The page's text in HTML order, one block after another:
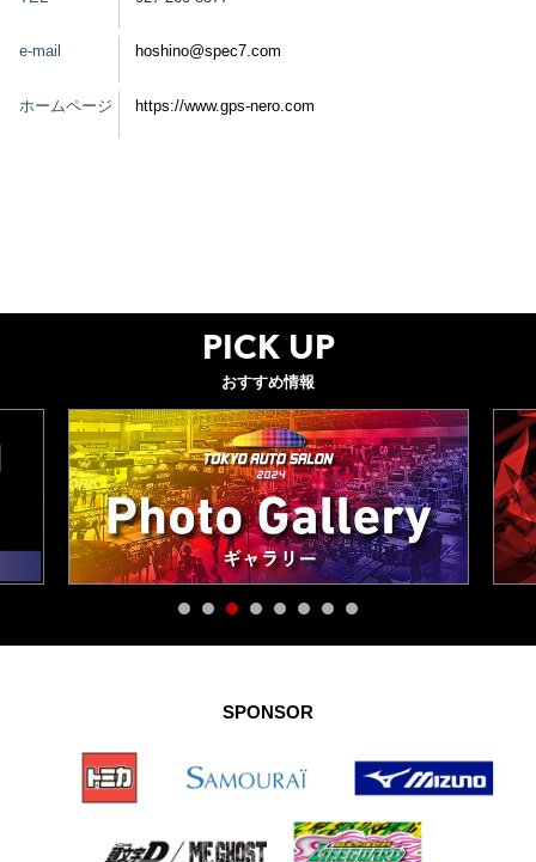
開催概要 会場アクセス
e-mail hoshino@spec7.com
ホームページ https://www.gps-nero.com
PICK UP
おすすめ情報
SPONSOR